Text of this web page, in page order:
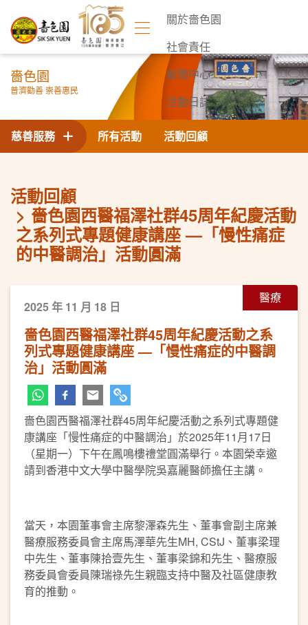
關於嗇色園
社會責任
新聞中心
活動日誌
聯絡我們
嗇色園
普濟勸善 崇善惠民
所有活動 活動回顧
慈善服務
活動回顧
嗇色園西醫福澤社群45周年紀慶活動
之系列式專題健康講座 —「慢性痛症
的中醫調治」活動圓滿
醫療
2025 年 11 月 18 日
嗇色園西醫福澤社群45周年紀慶活動之系
列式專題健康講座 —「慢性痛症的中醫調
治」活動圓滿
嗇色園西醫福澤社群45周年紀慶活動之系列式專題健
康講座「慢性痛症的中醫調治」於2025年11月17日
（星期一）下午在鳳鳴樓禮堂圓滿舉行。本園榮幸邀
請到香港中文大學中醫學院吳嘉麗醫師擔任主講。
當天，本園董事會主席黎澤森先生、董事會副主席兼
醫療服務委員會主席馬澤華先生MH, CStJ、董事梁理
中先生、董事陳拾壹先生、董事梁錦和先生、醫療服
務委員會委員陳瑞祿先生親臨支持中醫及社區健康教
育的推動。